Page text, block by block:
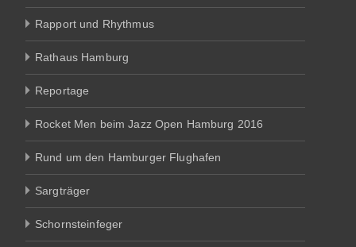
Rapport und Rhythmus
Rathaus Hamburg
Reportage
Rocket Men beim Jazz Open Hamburg 2016
Rund um den Hamburger Flughafen
Sargträger
Schornsteinfeger